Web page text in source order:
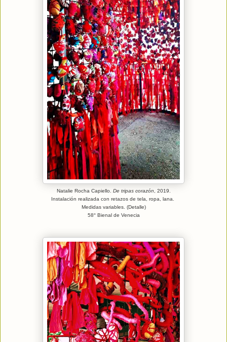
Natalie Rocha Capiello. De tripas corazón , 2019.
Instalación realizada con retazos de tela, ropa, lana.
Medidas variables. (Detalle)
58° Bienal de Venecia